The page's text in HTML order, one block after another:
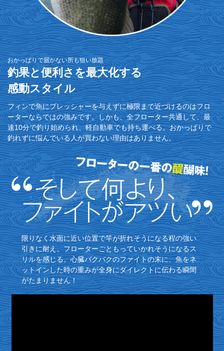
おかっぱりで届かない所も狙い放題
釣果と便利さを最大化する
感動スタイル
フィンで魚にプレッシャーを与えずに極限まで近づけるのはフロ
ーターならではの強みです。しかも、全フローター共通して、最
速10分で釣り始められ、軽自動車でも持ち運べる。おかっぱりで
釣れずに悩んでいる人が買わない理由はありません。
限りなく水面に近い位置で竿が折れそうになる程の強い
引きに耐え、フローターごともっていかれそうになるス
リルを感じる。心臓バクバクのファイトの末に、魚をネ
ットインした時の重みが全身にダイレクトに伝わる瞬間
がたまりません！